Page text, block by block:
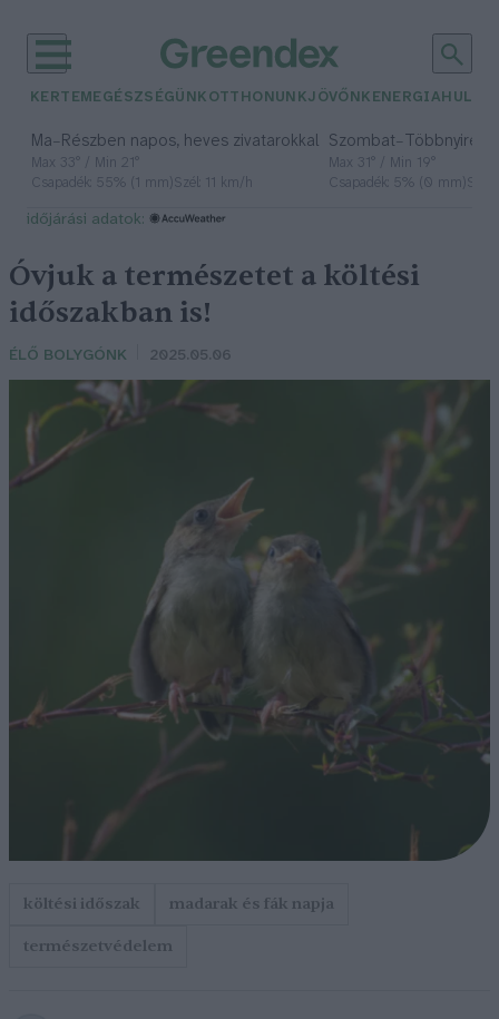
KERTEM EGÉSZSÉGÜNK OTTHONUNKJÖVŐNK ENERGIA
Ma– Részben napos, heves zivatarokkal
Max 33° / Min 21°
Csapadék: 55% (1 mm)Szél: 11 km/h
Szombat– Többnyire
Max 31° / Min 19°
Csapadék: 5% (0 mm)
időjárási adatok:
Óvjuk a természetet a költési
időszakban is!
ÉLŐ BOLYGÓNK 2025.05.06
költési időszak
madarak és fák napja
természetvédelem